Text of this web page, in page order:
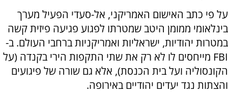
על פי כתב האישום האמריקני, אל-סעדי הפעיל מערך
בינלאומי ממומן היטב שמטרתו לפגוע פגיעה פיזית קשה
במטרות יהודיות, ישראליות ואמריקניות ברחבי העולם. ב-
FBI מייחסים לו לא רק את שתי התקפות הירי בקנדה (על
הקונסוליה ועל בית הכנסת), אלא גם שורה של פיגועים
והצתות נגד יעדים יהודיים באירופה.